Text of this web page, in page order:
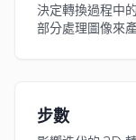
決定轉換過程中
部分處理圖像來
步數